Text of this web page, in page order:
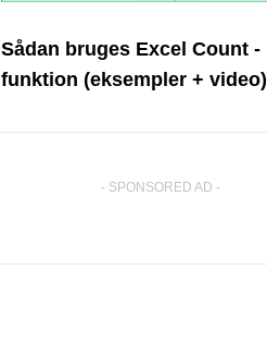
Sådan bruges Excel Count -
funktion (eksempler + video)
- SPONSORED AD -